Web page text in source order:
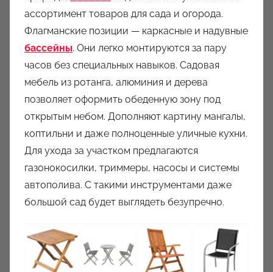
ассортимент товаров для сада и огорода.
Флагманские позиции — каркасные и надувные
бассейны. Они легко монтируются за пару
часов без специальных навыков. Садовая
мебель из ротанга, алюминия и дерева
позволяет оформить обеденную зону под
открытым небом. Дополняют картину мангалы,
коптильни и даже полноценные уличные кухни.
Для ухода за участком предлагаются
газонокосилки, триммеры, насосы и системы
автополива. С такими инструментами даже
большой сад будет выглядеть безупречно.